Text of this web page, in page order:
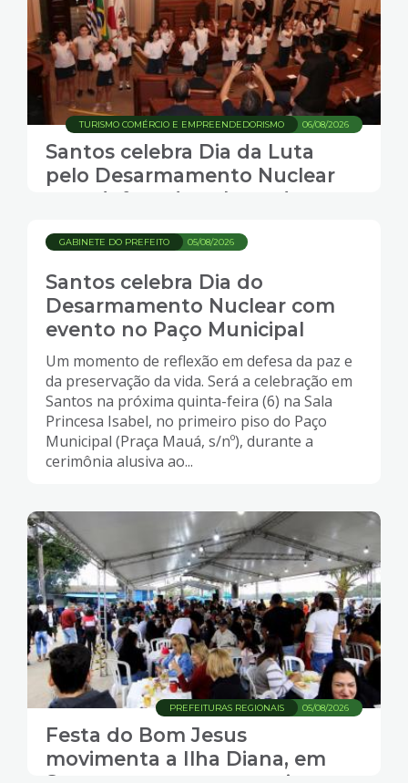
06/08/2026
TURISMO COMÉRCIO E EMPREENDEDORISMO
Santos celebra Dia da Luta
pelo Desarmamento Nuclear
com defesa da cultura de paz
05/08/2026
GABINETE DO PREFEITO
Santos celebra Dia do
Desarmamento Nuclear com
evento no Paço Municipal
Um momento de reflexão em defesa da paz e
da preservação da vida. Será a celebração em
Santos na próxima quinta-feira (6) na Sala
Princesa Isabel, no primeiro piso do Paço
Municipal (Praça Mauá, s/nº), durante a
cerimônia alusiva ao...
05/08/2026
PREFEITURAS REGIONAIS
Festa do Bom Jesus
movimenta a Ilha Diana, em